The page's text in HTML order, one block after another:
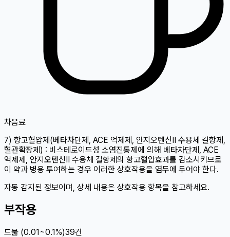
차음료
7) 항고혈압제(베타차단제, ACE 억제제, 안지오텐신Ⅱ 수용체 길항제,
혈관확장제) : 비스테로이드성 소염진통제에 의해 베타차단제, ACE
억제제, 안지오텐신Ⅱ 수용체 길항제의 항고혈압효과를 감소시키므로
이 약과 병용 투여하는 경우 이러한 상호작용을 염두에 두어야 한다.
자동 감지된 정보이며, 상세 내용은 상호작용 항목을 참고하세요.
부작용
드묾 (0.01~0.1%)39건